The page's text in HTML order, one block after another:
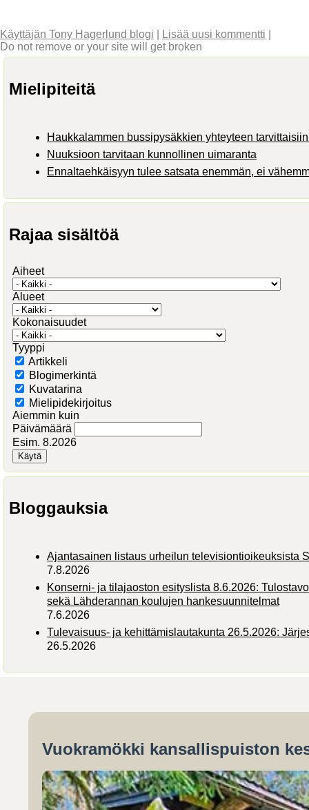
Käyttäjän Tony Hagerlund blogi Lisää uusi kommentti
Do not remove or your site will get broken
Mielipiteitä
Haukkalammen bussipysäkkien yhteyteen
Nuuksioon tarvitaan kunnollinen uimaranta
Ennaltaehkäisyyn tulee satsata enemmän, ei
Rajaa sisältöä
Aiheet
Alueet
Kokonaisuudet
Tyyppi
Artikkeli
Blogimerkintä
Kuvatarina
Mielipidekirjoitus
Aiemmin kuin
Päivämäärä
Esim. 8.2026
Bloggauksia
Ajantasainen listaus urheilun televisiontioikeuksista
7.8.2026
Konserni- ja tilajaoston esityslista 8.6.2026:
sekä Lähderannan koulujen hankesuunnitelmat
7.6.2026
Tulevaisuus- ja kehittämislautakunta 26.5.2026:
26.5.2026
Vuokramökki kansallispuiston